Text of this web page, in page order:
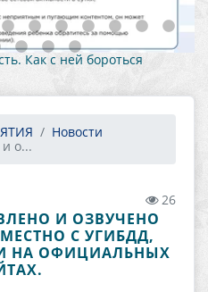
Как с ней бороться
Новости
о...
26
И ОЗВУЧЕНО
С УГИБДД,
НА ОФИЦИАЛЬНЫХ